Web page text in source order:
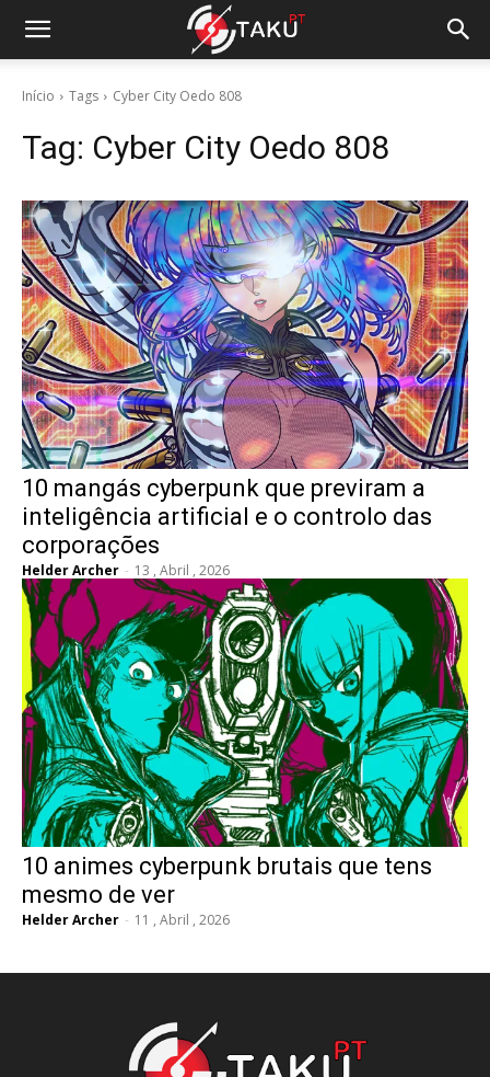
Início Tags Cyber City Oedo 808
Tag: Cyber City Oedo 808
10 mangás cyberpunk que previram a
inteligência artificial e o controlo das
corporações
Helder Archer - 13 , Abril , 2026
10 animes cyberpunk brutais que tens
mesmo de ver
Helder Archer - 11 , Abril , 2026